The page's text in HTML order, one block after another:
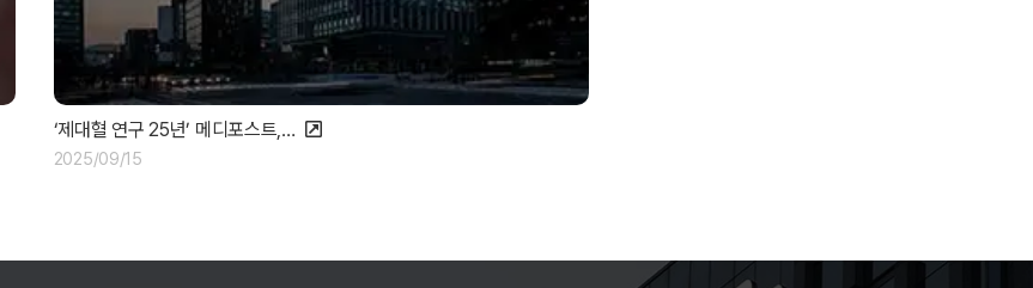
‘제대혈 연구 25년’ 메디포스트,…
2025/09/15